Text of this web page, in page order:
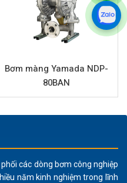
(hoặc 7 bar)
Buna
Buna
Bơm màng Yamada NDP-
80BAN
các dòng bơm công nghiệp
năm kinh nghiệm trong lĩnh